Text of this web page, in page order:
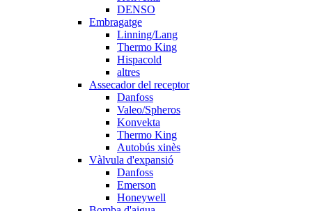
DENSO
Embragatge
Linning/Lang
Thermo King
Hispacold
altres
Assecador del receptor
Danfoss
Valeo/Spheros
Konvekta
Thermo King
Autobús xinès
Vàlvula d'expansió
Danfoss
Emerson
Honeywell